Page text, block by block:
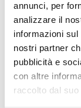
annunci, per
analizzare il
informazioni
nostri partner
pubblicità e
con altre
raccolto dal
Leggi